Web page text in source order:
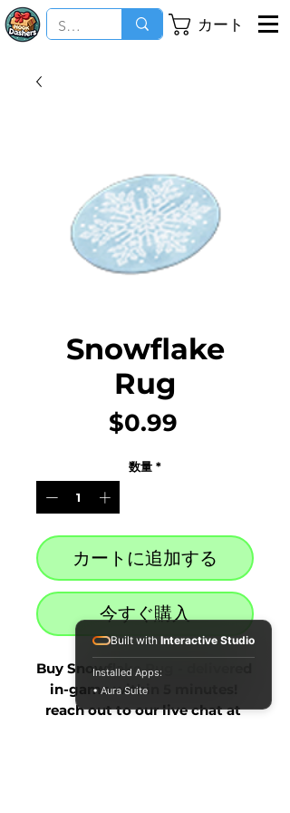
カート
Snowflake
Rug
$0.99価
数量 *
カートに追加する
今すぐ購入
Buy Snowflake Rug - delivered
in-game within 5 minutes!
reach out to our live chat at
Built with Interactive Studio
Installed Apps:
• Aura Suite